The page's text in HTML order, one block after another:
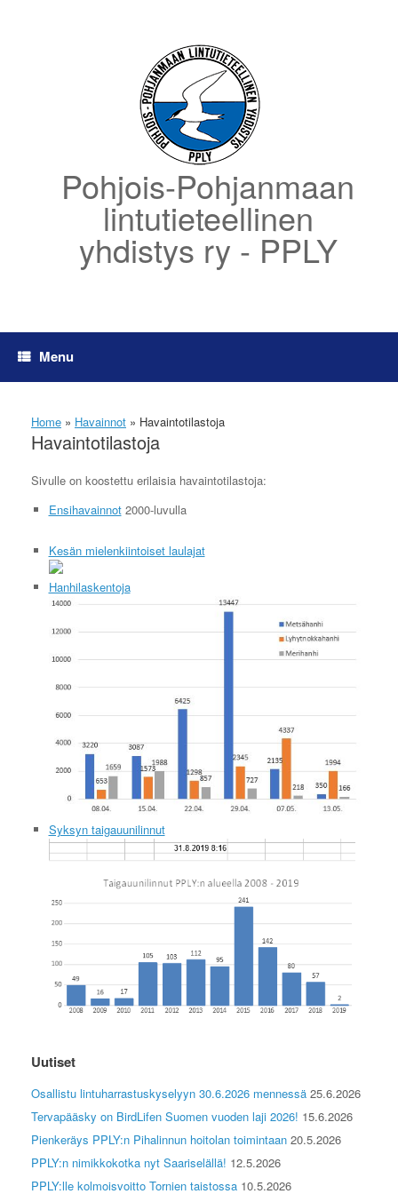
Pohjois-Pohjanmaan
lintutieteellinen
yhdistys ry - PPLY
Menu
Home » Havainnot » Havaintotilastoja
Havaintotilastoja
Sivulle on koostettu erilaisia havaintotilastoja:
Ensihavainnot2000-luvulla
Kesän mielenkiintoiset laulajat
Hanhilaskentoja
Syksyn taigauunilinnut
Uutiset
Osallistu lintuharrastuskyselyyn 30.6.2026 mennessä 25.6.2026
Tervapääsky on BirdLifen Suomen vuoden laji 2026! 15.6.2026
Pienkeräys PPLY:n Pihalinnun hoitolan toimintaan 20.5.2026
PPLY:n nimikkokotka nyt Saariselällä! 12.5.2026
PPLY:lle kolmoisvoitto Tornien taistossa 10.5.2026